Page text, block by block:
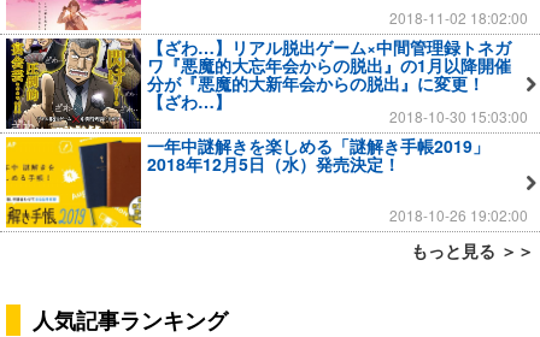
2018-11-02 18:02:00
【ざわ…】リアル脱出ゲーム×中間管理録トネガ
ワ『悪魔的大忘年会からの脱出』の1月以降開催
分が『悪魔的大新年会からの脱出』に変更！
【ざわ…】
2018-10-30 15:03:00
一年中謎解きを楽しめる「謎解き手帳2019」
2018年12月5日（水）発売決定！
2018-10-26 19:02:00
もっと見る ＞＞
人気記事ランキング